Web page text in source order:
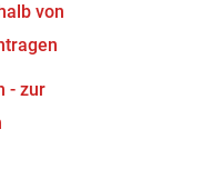
von
- zur